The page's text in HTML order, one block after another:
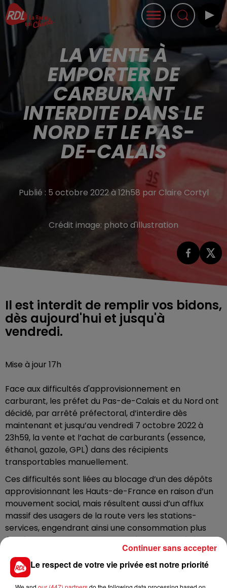
LA VENTE À
EMPORTER DE
CARBURANT
INTERDITE DANS LE
NORD ET LE PAS-
DE-CALAIS
Publié : 5 octobre 2022 à 12h58 par Claire Cortyl
Crédit image: photo d'illustration
Il est interdit de remplir vos bidons,
dès aujourd'hui et jusqu'à
vendredi.
Mise à jour 17h
Face aux difficultés d'approvisionnement en
carburant, les préfet du Pas-de-Calais et du Nord ont
décidé, par arrêté préfectoral, d’interdire dès
maintenant et jusqu’au vendredi 7 octobre 2022 à
23h59, la vente et l’achat de carburants (essence,
éthanol, gazole, GPL) dans des récipients
transportables manuellement.
Ces difficultés sont liées au blocage d’un des dépôts
approvisionnant les Hauts-de-France en raison d’un
mouvement social, mais résultent aussi d’un afflux
massif des usagers de la route vers les stations-
services, engendrant ainsi une consommation plus
élevée qu’habituellement. Une décision qui a été prise
afin de pouvoir mobiliser les 3 autres dépôts de la
région via les réseaux de distributeurs et
approvisionner en carburant de manière prioritaire
Le respect de votre vie privée est notre priorité
Continuer sans accepter